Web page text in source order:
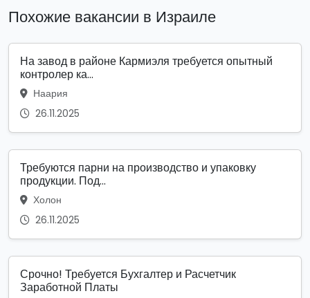
Похожие вакансии в Израиле
На завод в районе Кармиэля требуется опытный
контролер ка...
Наария
26.11.2025
Требуются парни на производство и упаковку
продукции. Под...
Холон
26.11.2025
Срочно! Требуется Бухгалтер и Расчетчик
Заработной Платы